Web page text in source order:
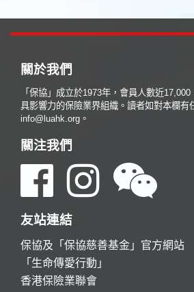
關於我們
「保協」成立於1973年，會員人數近
具影響力的保險業界組織。讀者如對本欄有
info@luahk.org。
關注我們
友站連結
保協及「保協慈善基金」官方網站
「生命傳愛行動」
香港保險業聯會